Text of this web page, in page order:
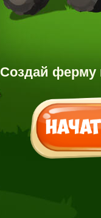
Создай ферму